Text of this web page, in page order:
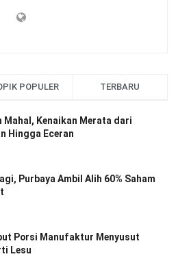
POPULER TERBARU
Mahal, Kenaikan Merata dari
Hingga Eceran
Purbaya Ambil Alih 60% Saham
Porsi Manufaktur Menyusut
Lesu